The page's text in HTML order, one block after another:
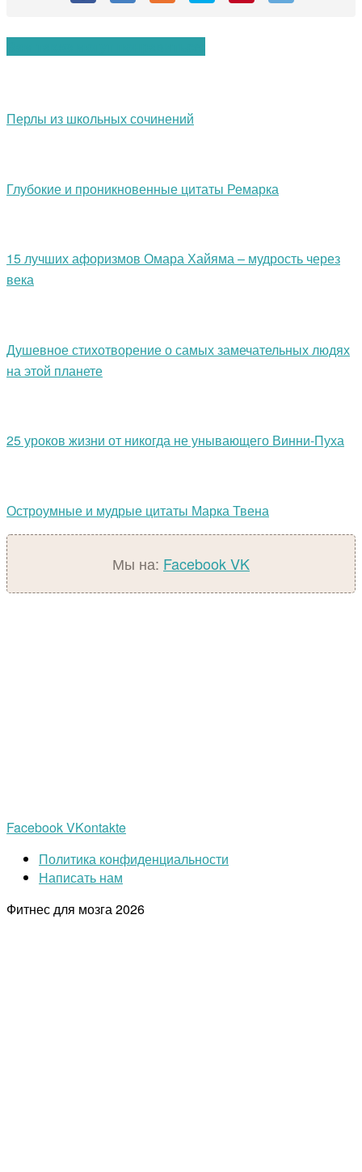
Перлы из школьных сочинений
Глубокие и проникновенные цитаты Ремарка
15 лучших афоризмов Омара Хайяма – мудрость через
века
Душевное стихотворение о самых замечательных людях
на этой планете
25 уроков жизни от никогда не унывающего Винни-Пуха
Остроумные и мудрые цитаты Марка Твена
Мы на: FacebookVK
FacebookVKontakte
Политика конфиденциальности
Написать нам
Фитнес для мозга2026